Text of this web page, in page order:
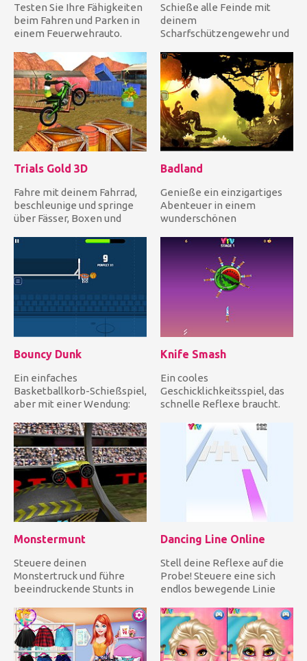
Testen Sie Ihre Fähigkeiten
beim Fahren und Parken in
einem Feuerwehrauto.
Schieße alle Feinde mit
deinem
Scharfschützengewehr und
Zeit abgelaufen i...
Trials Gold 3D
Fahre mit deinem Fahrrad,
beschleunige und springe
über Fässer, Boxen und
Hinde...
Badland
Genieße ein einzigartiges
Abenteuer in einem
wunderschönen
verschiedener Bewohner...
Bouncy Dunk
Ein einfaches
Basketballkorb-Schießspiel,
aber mit einer Wendung:
Bouncy...
Knife Smash
Ein cooles
Geschicklichkeitsspiel, das
schnelle Reflexe braucht.
die Frü...
Monstermunt
Steuere deinen
Monstertruck und führe
beeindruckende Stunts in
Publikum zum...
Dancing Line Online
Stell deine Reflexe auf die
Probe! Steuere eine sich
endlos bewegende Linie